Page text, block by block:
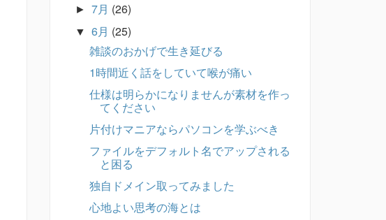
► 7月 (26)
▼ 6月 (25)
雑談のおかげで生き延びる
1時間近く話をしていて喉が痛い
仕様は明らかになりませんが素材を作っ
てください
片付けマニアならパソコンを学ぶべき
ファイルをデフォルト名でアップされる
と困る
独自ドメイン取ってみました
心地よい思考の海とは